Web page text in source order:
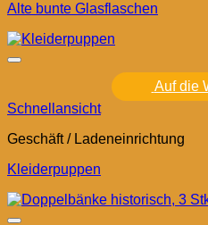
Alte bunte Glasflaschen
Auf die
Schnellansicht
Geschäft / Ladeneinrichtung
Kleiderpuppen